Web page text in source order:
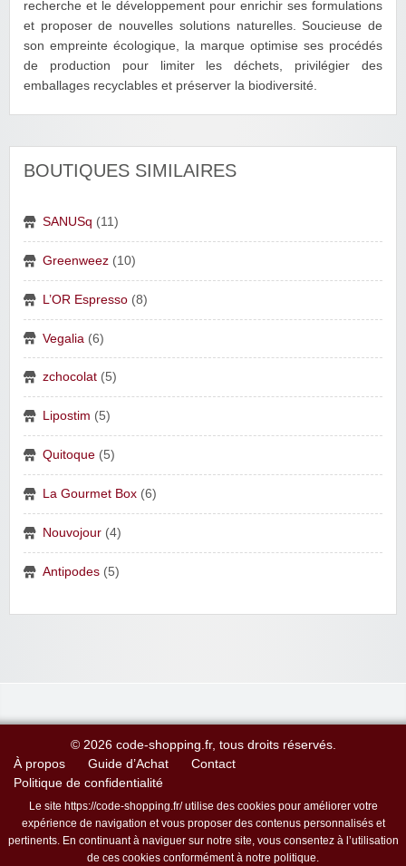
recherche et le développement pour enrichir ses formulations
et proposer de nouvelles solutions naturelles. Soucieuse de
son empreinte écologique, la marque optimise ses procédés
de production pour limiter les déchets, privilégier des
emballages recyclables et préserver la biodiversité.
BOUTIQUES SIMILAIRES
SANUSq (11)
Greenweez (10)
L’OR Espresso (8)
Vegalia (6)
zchocolat (5)
Lipostim (5)
Quitoque (5)
La Gourmet Box (6)
Nouvojour (4)
Antipodes (5)
© 2026 code-shopping.fr, tous droits réservés.
À propos
Guide d’Achat
Contact
Politique de confidentialité
Le site https://code-shopping.fr/ utilise des cookies pour améliorer votre
expérience de navigation et vous proposer des contenus personnalisés et
pertinents. En continuant à naviguer sur notre site, vous consentez à l’utilisation
de ces cookies conformément à notre politique.